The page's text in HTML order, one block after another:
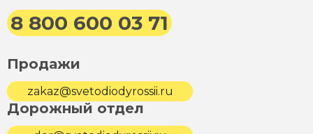
8 800 600 03 71
Продажи
zakaz@svetodiodyrossii.ru
Дорожный отдел